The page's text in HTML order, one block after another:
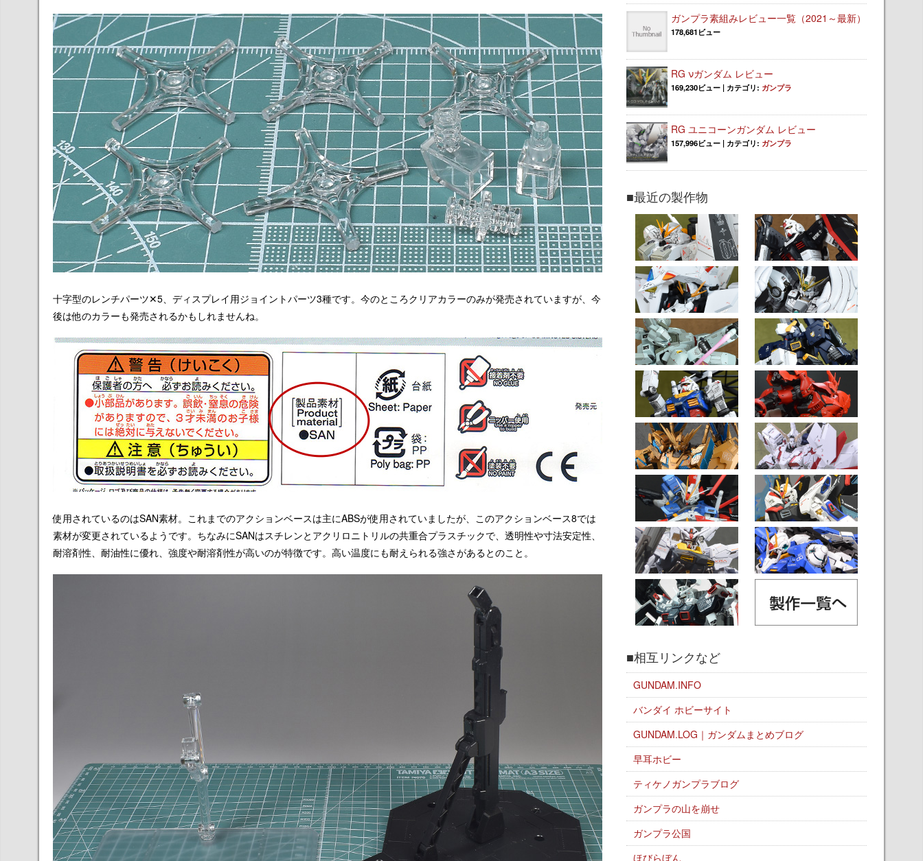
十字型のレンチパーツ✕5、ディスプレイ用ジョイントパーツ3種です。今のところクリアカラーのみが発売されていますが、今
後は他のカラーも発売されるかもしれませんね。
使用されているのはSAN素材。これまでのアクションベースは主にABSが使用されていましたが、このアクションベース8では
素材が変更されているようです。ちなみにSANはスチレンとアクリロニトリルの共重合プラスチックで、 透明性や寸法安定性、
耐溶剤性、耐油性に優れ、 強度や耐溶剤性が高いのが特徴です。高い温度にも耐えられる強さがあるとのこと。
ガンプラ素組みレビュー一覧（2021～最新）
178,681ビュー
RG νガンダム レビュー
169,230ビュー | カテゴリ: ガンプラ
RG ユニコーンガンダム レビュー
157,996ビュー | カテゴリ: ガンプラ
■最近の製作物
■相互リンクなど
GUNDAM.INFO
バンダイ ホビーサイト
GUNDAM.LOG｜ガンダムまとめブログ
早耳ホビー
ティケノガンプラブログ
ガンプラの山を崩せ
ガンプラ公国
ほびらぼん